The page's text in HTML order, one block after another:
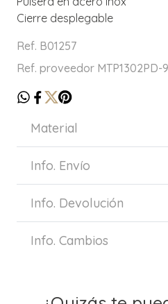
Cierre desplegable
Ref. B01257
Ref. proveedor MTP1302PD-
Material
Info. Envío
Info. Devolución
Info. Cambios